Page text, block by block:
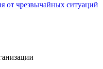
от чрезвычайных ситуаций